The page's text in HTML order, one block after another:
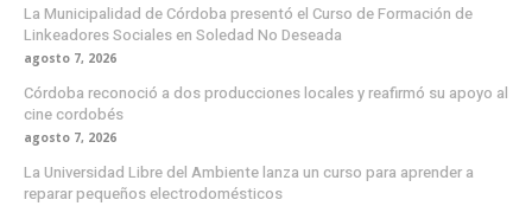
La Municipalidad de Córdoba presentó el Curso de Formación de
Linkeadores Sociales en Soledad No Deseada
agosto 7, 2026
Córdoba reconoció a dos producciones locales y reafirmó su apoyo al
cine cordobés
agosto 7, 2026
La Universidad Libre del Ambiente lanza un curso para aprender a
reparar pequeños electrodomésticos